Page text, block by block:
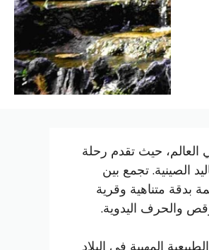
العالم، حيث تقدم رحلة
والفنون والتقاليد الصينية. تجمع بين
بدقة متناهية وقرية
والحرف اليدوية.
المهيبة في البلاد